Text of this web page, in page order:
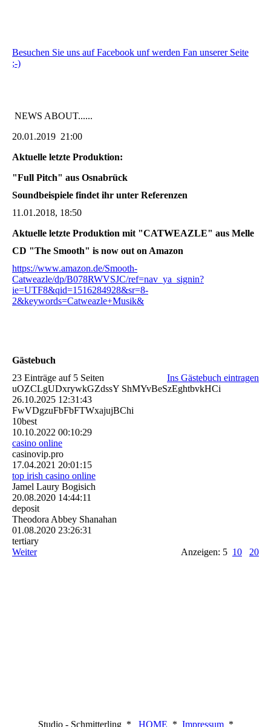
Besuchen Sie uns auf Facebook unf werden Fan unserer Seite
;-)
NEWS ABOUT......
20.01.2019 21:00
Aktuelle letzte Produktion:
"Full Pitch" aus Osnabrück
Soundbeispiele findet ihr unter Referenzen
11.01.2018, 18:50
Aktuelle letzte Produktion mit "CATWEAZLE" aus Melle
CD "The Smooth" is now out on Amazon
https://www.amazon.de/Smooth-
Catweazle/dp/B078RWVSJC/ref=nav_ya_signin?
ie=UTF8&qid=1516284928&sr=8-
2&keywords=Catweazle+Musik&
Gästebuch
23 Einträge auf 5 Seiten
Ins Gästebuch eintragen
uOZCLgUDxrywkGZdssY ShMYvBeSzEghtbvkHCi
26.10.2025 12:31:43
FwVDgzuFbFbFTWxajujBChi
10best
10.10.2022 00:10:29
casino online
casinovip.pro
17.04.2021 20:01:15
top irish casino online
Jamel Laury Bogisich
20.08.2020 14:44:11
deposit
Theodora Abbey Shanahan
01.08.2020 23:26:31
tertiary
Weiter
Anzeigen: 5 10 20
Studio - Schmitterling * HOME * Impressum*